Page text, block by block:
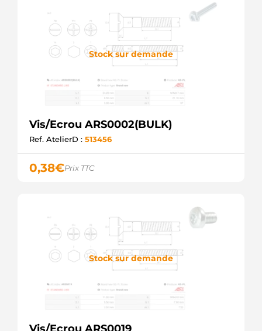
Stock sur demande
Vis/Ecrou ARS0002(BULK)
Ref. AtelierD : 513456
0,38€Prix TTC
Stock sur demande